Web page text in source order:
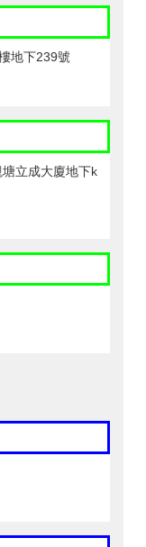
地下239號
立成大廈地下k